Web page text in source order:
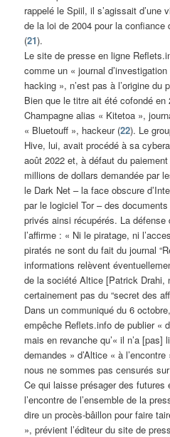
rappelé le Spiil, il s’agissait d’une
de la loi de 2004 pour la confiance
(21).
Le site de presse en ligne
comme un « journal
hacking », n’est pas à l’origine du
Bien que le titre ait été cofondé
Champagne alias « Kitetoa »,
« Bluetouff », hackeur (22). Le
Hive, lui, avait procédé à sa
août 2022 et, à défaut du
millions de dollars demandée par
le Dark Net – la face obscure
par le logiciel Tor – des
privés ainsi récupérés. La défense
l’affirme : « Ni le piratage, ni
piratés ne sont du fait du journal
informations relèvent
de la société Altice [Patrick Drahi,
certainement pas du “secret des
Dans un communiqué du 6
empêche Reflets.info de publier «
mais en revanche qu’« il n’a [pas]
demandes » d’Altice « à
nous ne sommes pas censurés
Ce qui laisse présager des
l’encontre de l’ensemble de la
dire un procès-bâillon pour faire
», prévient l’éditeur du site de